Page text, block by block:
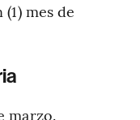
mes de
marzo.